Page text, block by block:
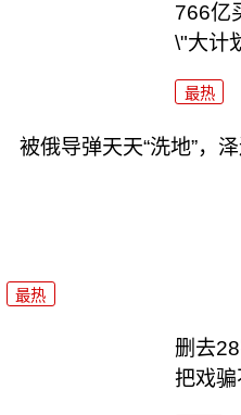
766亿
\"大计
最热
被俄导弹天天“洗地”，
最热
删去
把戏